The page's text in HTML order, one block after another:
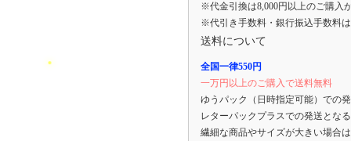
※代金引換は8,000円以上のご購入
※代引き手数料・銀行振込手数料
送料について
全国一律550円
一万円以上のご購入で送料無料
ゆうパック（日時指定可能）での
レターパックプラスでの発送とな
繊細な商品やサイズが大きい場合